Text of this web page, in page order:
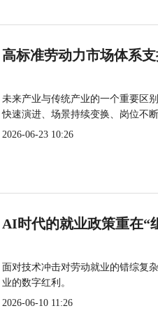
高标准劳动力市场体系
未来产业与传统产业的一个重要区
快速演进、场景持续变换、岗位不
2026-06-23 10:26
AI时代的就业政策重在“
面对技术冲击对劳动就业的错综复
业的数字红利。
2026-06-10 11:26